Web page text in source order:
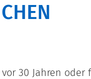
30 Jahren oder